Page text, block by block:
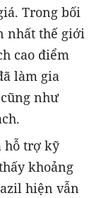
Trong bối
nhất thế giới
cao điểm
làm gia
như
hỗ trợ kỹ
khoảng
hiện vẫn